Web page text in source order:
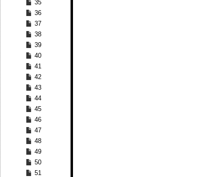
35
36
37
38
39
40
41
42
43
44
45
46
47
48
49
50
51